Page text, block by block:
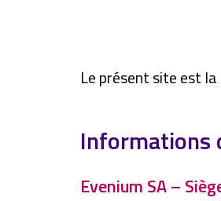
Le présent site est
Informations
Evenium SA –